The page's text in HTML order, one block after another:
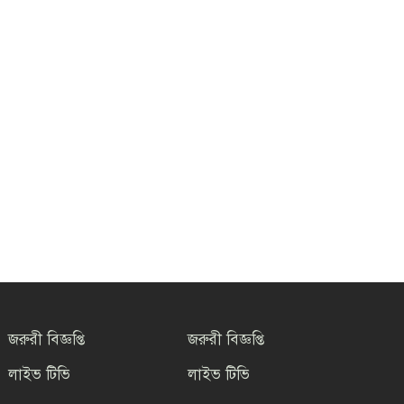
জরুরী বিজ্ঞপ্তি
লাইভ টিভি
জরুরী বিজ্ঞপ্তি
লাইভ টিভি